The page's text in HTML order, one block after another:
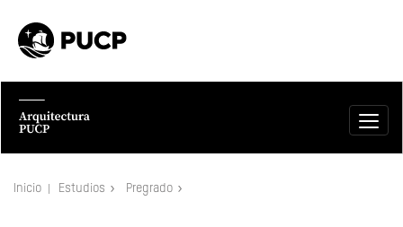
Inicio Estudios Pregrado